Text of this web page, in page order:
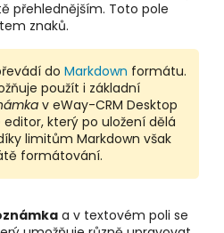
přehlednějším. Toto pole
znaků.
do Markdown formátu.
použít i základní
v eWay-CRM Desktop
editor, který po uložení dělá
limitům Markdown však
formátování.
a v textovém poli se